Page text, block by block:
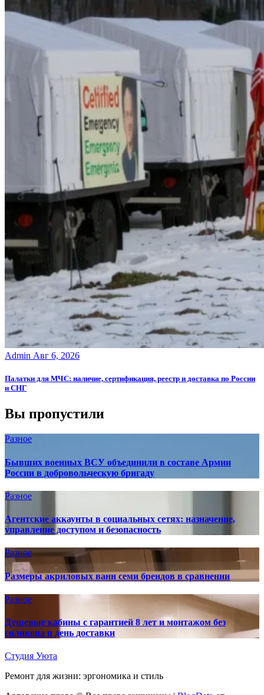
Admin Авг 6, 2026
Палатки для МЧС: наличие, сертификация, реестр и доставка по России
и СНГ
Вы пропустили
Разное
Бывших военных ВСУ объединили в составе Армии
России в добровольческую бригаду
Разное
Агентские аккаунты в социальных сетях: назначение,
управление доступом и безопасность
Разное
Размеры акриловых ванн семи брендов в сравнении
Разное
Душевые кабины с гарантией 8 лет и монтажом без
силикона в день доставки
Студия Уюта
Ремонт для жизни: эргономика и стиль